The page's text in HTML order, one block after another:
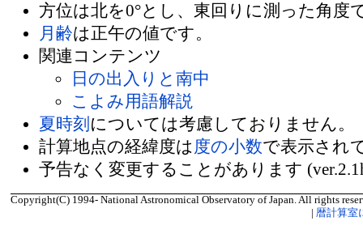
方位は北を0°とし、東回りに測った角度
月齢は正午の値です。
関連コンテンツ
日の出入りと南中
こよみ用語解説
夏時刻 については考慮しておりません。
計算地点の経緯度は 度の小数で表示され
予告なく変更することがあります
Copyright(C) 1994- National Astronomical Observatory of Japan. All rights
暦計算室